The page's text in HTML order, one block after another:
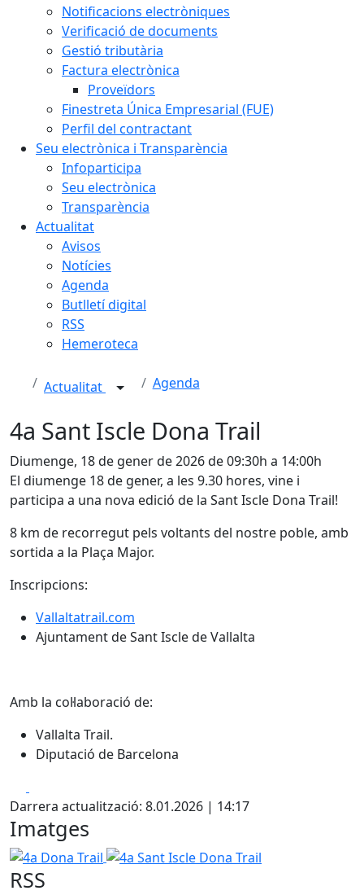
Notificacions electròniques
Verificació de documents
Gestió tributària
Factura electrònica
Proveïdors
Finestreta Única Empresarial (FUE)
Perfil del contractant
Seu electrònica i Transparència
Infoparticipa
Seu electrònica
Transparència
Actualitat
Avisos
Notícies
Agenda
Butlletí digital
RSS
Hemeroteca
Actualitat Agenda
4a Sant Iscle Dona Trail
Diumenge, 18 de gener de 2026 de 09:30h a 14:00h
El diumenge 18 de gener, a les 9.30 hores, vine i
participa a una nova edició de la Sant Iscle Dona Trail!
8 km de recorregut pels voltants del nostre poble, amb
sortida a la Plaça Major.
Inscripcions:
Vallaltatrail.com
Ajuntament de Sant Iscle de Vallalta
Amb la col·laboració de:
Vallalta Trail.
Diputació de Barcelona
Darrera actualització: 8.01.2026 | 14:17
Imatges
4a Dona Trail 4a Sant Iscle Dona Trail
RSS